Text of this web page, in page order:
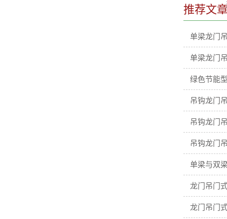
推荐文
单梁龙门
单梁龙门
绿色节能
吊钩龙门
吊钩龙门
吊钩龙门
单梁与双
龙门吊门
龙门吊门